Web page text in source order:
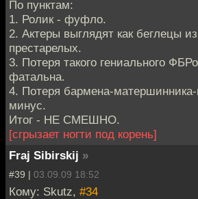
По пунктам:
1. Ролик - фуфло.
2. Актеры выглядят как беглецы
престарелых.
3. Потеря такого гениального
фатальна.
4. Потеря бармена-
минус.
Итог - НЕ СМЕШНО.
[сгрызает ногти под корень]
Fraj Sibirskij »
#39 | 03.09.09 18:52
Кому: Skutz, #34